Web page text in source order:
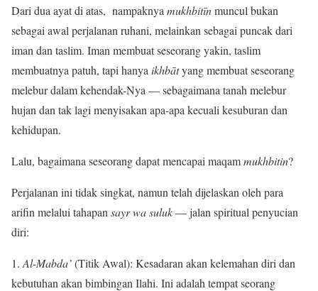
Dari dua ayat di atas, nampaknya mukhbitīnmuncul bukan
sebagai awal perjalanan ruhani, melainkan sebagai puncak dari
iman dan taslim. Iman membuat seseorang yakin, taslim
membuatnya patuh, tapi hanya ikhbātyang membuat seseorang
melebur dalam kehendak-Nya — sebagaimana tanah melebur
hujan dan tak lagi menyisakan apa-apa kecuali kesuburan dan
kehidupan.
Lalu, bagaimana seseorang dapat mencapai maqammukhbitin?
Perjalanan ini tidak singkat, namun telah dijelaskan oleh para
arifin melalui tahapan sayr wa suluk— jalan spiritual penyucian
diri:
1. Al-Mabda’(Titik Awal): Kesadaran akan kelemahan diri dan
kebutuhan akan bimbingan Ilahi. Ini adalah tempat seorang